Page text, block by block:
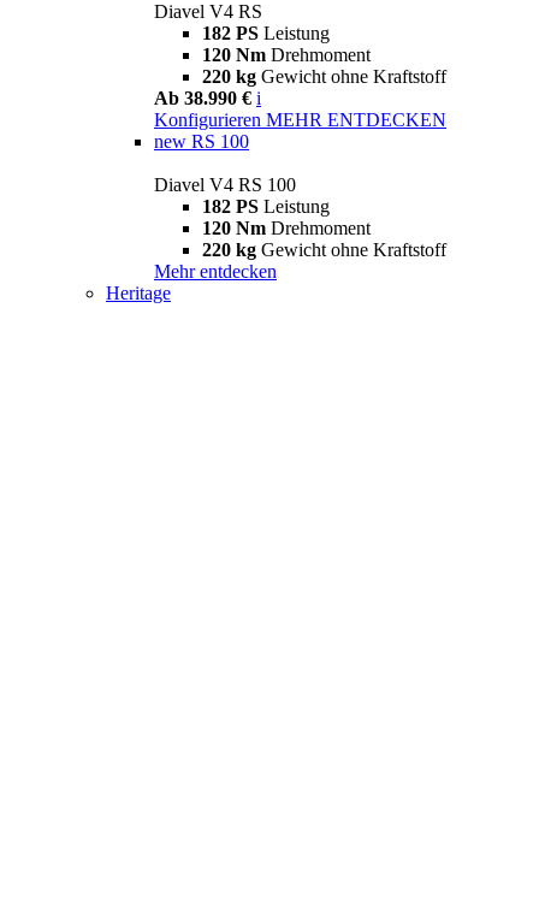
Diavel V4 RS
182 PS Leistung
120 Nm Drehmoment
220 kg Gewicht ohne Kraftstoff
Ab 38.990 € i
Konfigurieren MEHR ENTDECKEN
new RS 100
Diavel V4 RS 100
182 PS Leistung
120 Nm Drehmoment
220 kg Gewicht ohne Kraftstoff
Mehr entdecken
Heritage